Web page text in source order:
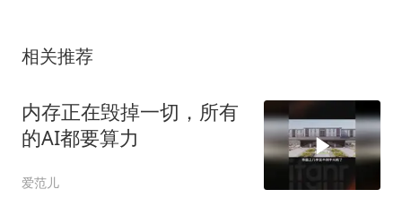
相关推荐
内存正在毁掉一切，所有
的AI都要算力
爱范儿